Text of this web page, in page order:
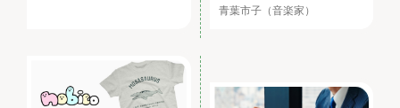
青葉市子（音楽家）